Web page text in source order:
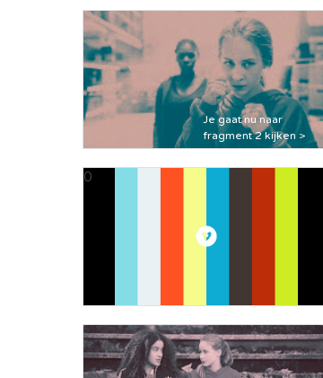
Je gaat nu naar
fragment 2 kijken >
0